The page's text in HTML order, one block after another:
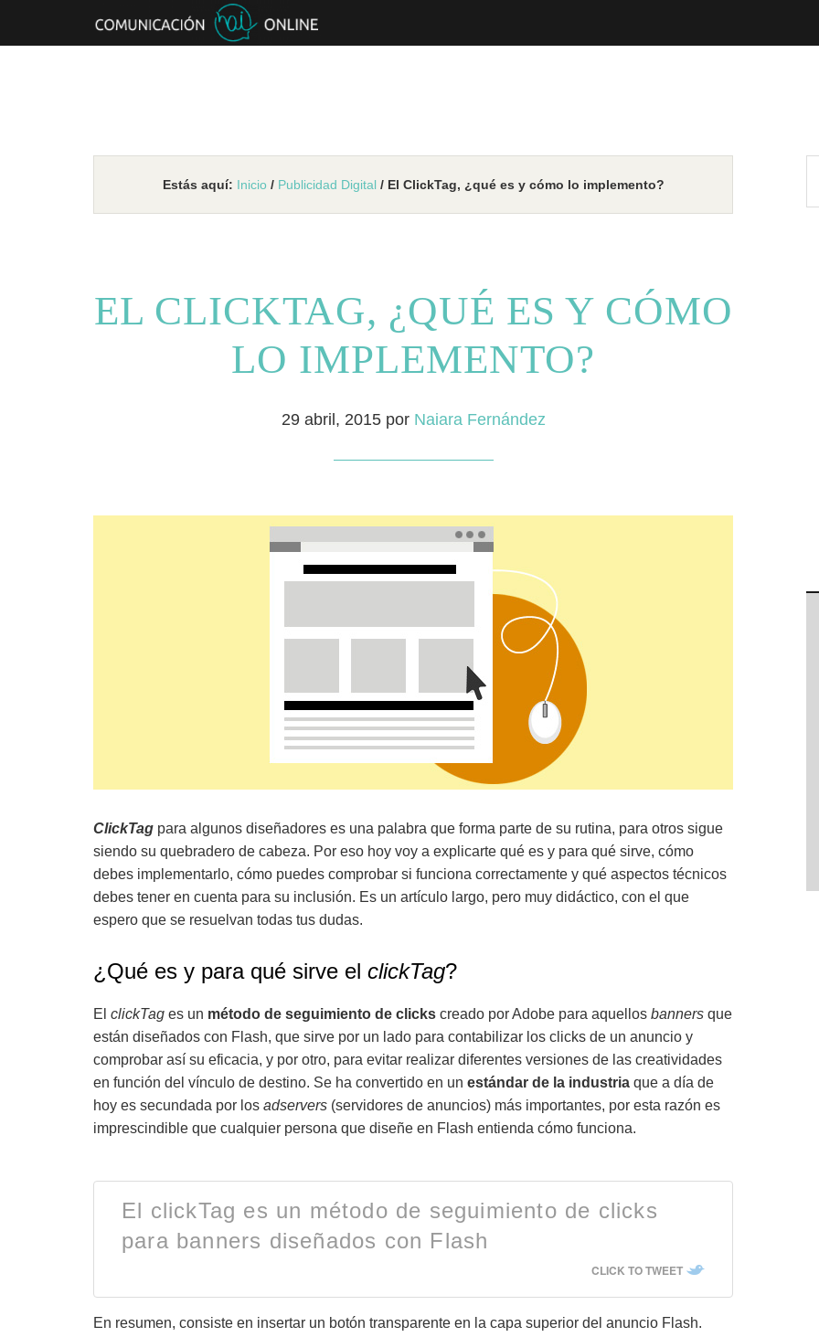
Estás aquí: Inicio/ Publicidad Digital/ El ClickTag, ¿qué es y cómo lo implemento?
EL CLICKTAG, ¿QUÉ ES Y CÓMO
LO IMPLEMENTO?
29 abril, 2015por Naiara Fernández
ClickTag para algunos diseñadores es una palabra que forma parte de su rutina, para otros sigue
siendo su quebradero de cabeza. Por eso hoy voy a explicarte qué es y para qué sirve, cómo
debes implementarlo, cómo puedes comprobar si funciona correctamente y qué aspectos técnicos
debes tener en cuenta para su inclusión. Es un artículo largo, pero muy didáctico, con el que
espero que se resuelvan todas tus dudas.
¿Qué es y para qué sirve el clickTag?
El clickTag es un método de seguimiento de clicks creado por Adobe para aquellos banners que
están diseñados con Flash, que sirve por un lado para contabilizar los clicks de un anuncio y
comprobar así su eficacia, y por otro, para evitar realizar diferentes versiones de las creatividades
en función del vínculo de destino. Se ha convertido en un estándar de la industria que a día de
hoy es secundada por los adservers (servidores de anuncios) más importantes, por esta razón es
imprescindible que cualquier persona que diseñe en Flash entienda cómo funciona.
El clickTag es un método de seguimiento de clicks
para banners diseñados con Flash
CLICK TO TWEET
En resumen, consiste en insertar un botón transparente en la capa superior del anuncio Flash.